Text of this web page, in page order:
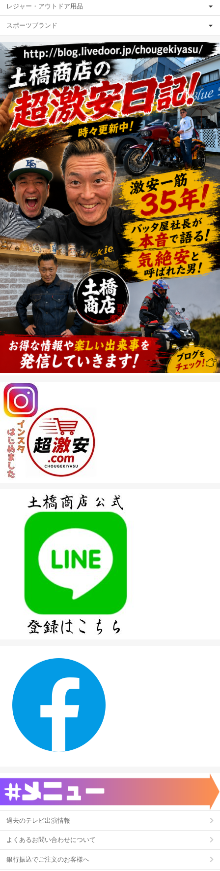
レジャー・アウトドア用品
スポーツブランド
過去のテレビ出演情報
よくあるお問い合わせについて
銀行振込でご注文のお客様へ